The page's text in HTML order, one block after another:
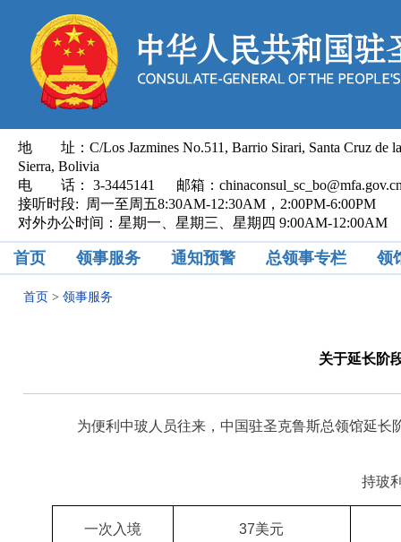
地 址：C/Los Jazmines No.511, Barrio Sirari, Santa Cruz de la
Sierra, Bolivia
电 话： 3-3445141 邮箱：
接听时段: 周一至周五8:30AM-12:30AM，2:00PM-6:00PM
对外办公时间：星期一、星期三、星期四 9:00AM-12:00AM
首页 领事服务 通知预警 总领事专栏 领
首页 > 领事服务
关于延长阶
为便利中玻人员往来，中国驻圣克鲁斯总领馆延长
持玻
一次入境 37美元